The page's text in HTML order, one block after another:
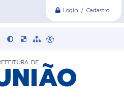
Login / Cadastro